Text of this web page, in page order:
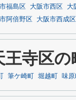
福島区 大阪市西区 大
阿倍野区 大阪市西成区
王寺区
筆ケ崎町 堀越町 味原